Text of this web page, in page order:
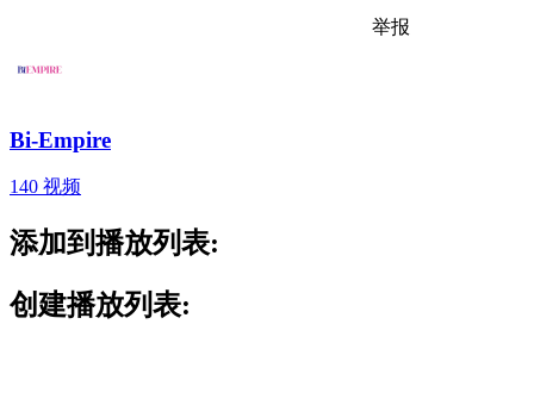
举报
Bi-Empire
140 视频
添加到播放列表:
创建播放列表: